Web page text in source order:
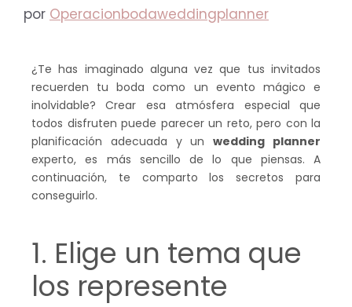
por Operacionbodaweddingplanner
¿Te has imaginado alguna vez que tus invitados
recuerden tu boda como un evento mágico e
inolvidable? Crear esa atmósfera especial que
todos disfruten puede parecer un reto, pero con la
planificación adecuada y unwedding planner
experto, es más sencillo de lo que piensas. A
continuación, te comparto los secretos para
conseguirlo.
1. Elige un tema que
los represente